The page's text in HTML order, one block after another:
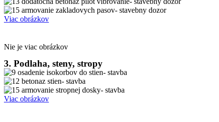
Viac obrázkov
Nie je viac obrázkov
3. Podlaha, steny, stropy
Viac obrázkov